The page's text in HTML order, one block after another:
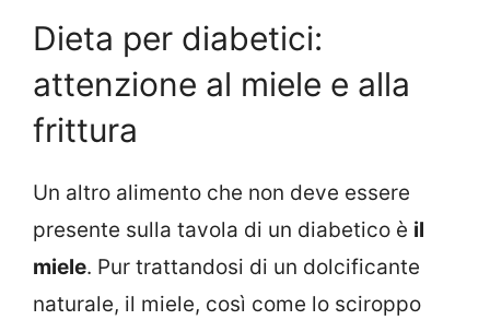
Dieta per diabetici:
attenzione al miele e alla
frittura
Un altro alimento che non deve essere
presente sulla tavola di un diabetico è il
miele. Pur trattandosi di un dolcificante
naturale, il miele, così come lo sciroppo